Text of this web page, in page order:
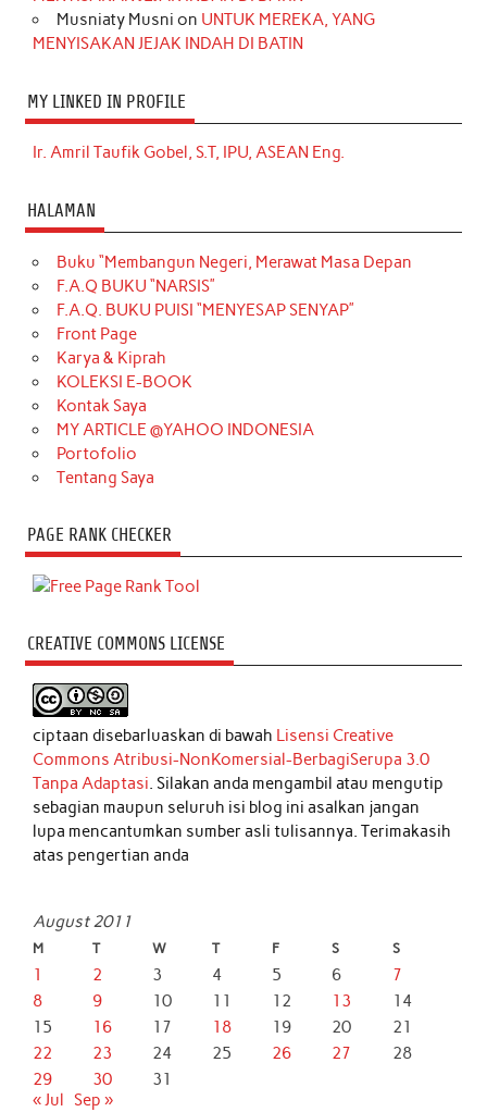
Musniaty Musni on UNTUK MEREKA, YANG
MENYISAKAN JEJAK INDAH DI BATIN
MY LINKED IN PROFILE
Ir. Amril Taufik Gobel, S.T, IPU, ASEAN Eng.
HALAMAN
Buku “Membangun Negeri, Merawat Masa Depan
F.A.Q BUKU “NARSIS”
F.A.Q. BUKU PUISI “MENYESAP SENYAP”
Front Page
Karya & Kiprah
KOLEKSI E-BOOK
Kontak Saya
MY ARTICLE @YAHOO INDONESIA
Portofolio
Tentang Saya
PAGE RANK CHECKER
CREATIVE COMMONS LICENSE
ciptaan disebarluaskan di bawah Lisensi Creative
Commons Atribusi-NonKomersial-BerbagiSerupa 3.0
Tanpa Adaptasi. Silakan anda mengambil atau mengutip
sebagian maupun seluruh isi blog ini asalkan jangan
lupa mencantumkan sumber asli tulisannya. Terimakasih
atas pengertian anda
August 2011
M T W T F S S
1 2 3 4 5 6
7
8
9 10 11 12 13
14
15
16 17 18 19 20
21
22
23 24 25 26 27
28
29
30
31
« Jul Sep »